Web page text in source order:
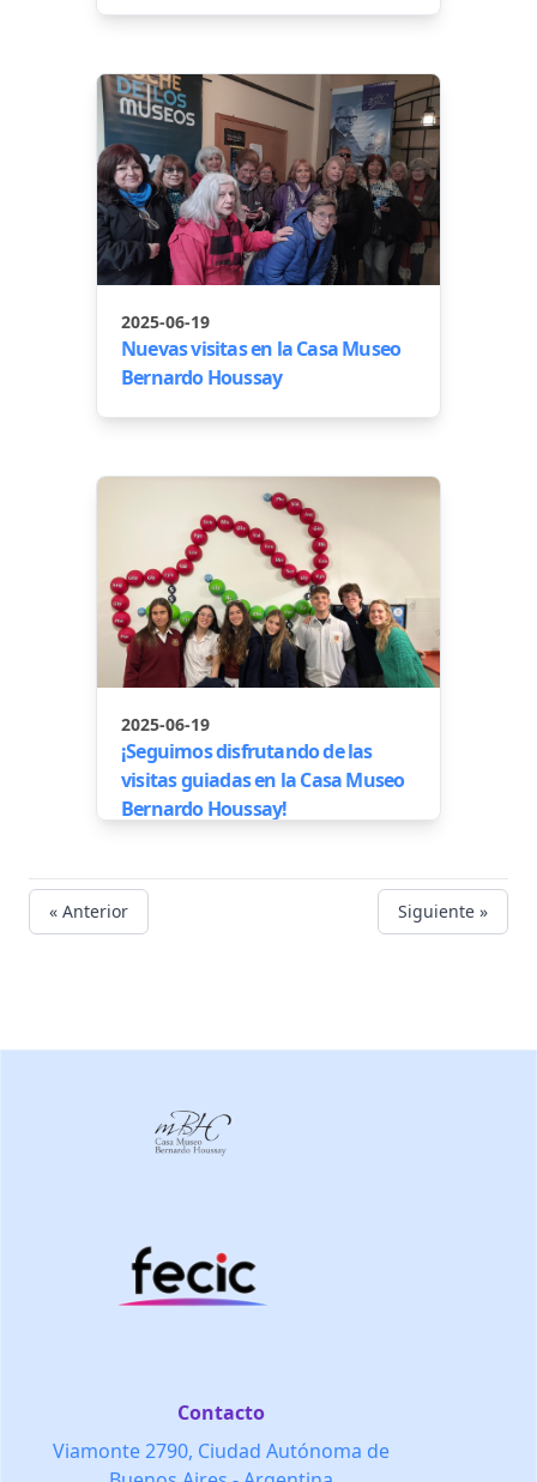
2025-06-19
Nuevas visitas en la Casa Museo
Bernardo Houssay
2025-06-19
¡Seguimos disfrutando de las
visitas guiadas en la Casa Museo
Bernardo Houssay!
« Anterior Siguiente »
Contacto
Viamonte 2790, Ciudad Autónoma de